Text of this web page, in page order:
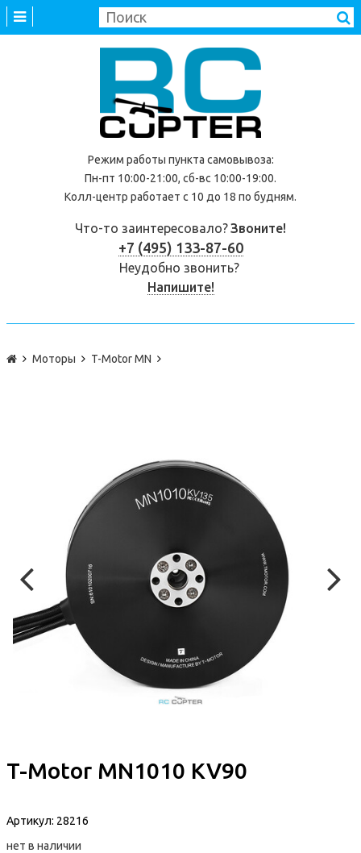
Режим работы пункта самовывоза:
Пн-пт 10:00-21:00, сб-вс 10:00-19:00.
Колл-центр работает с 10 до 18 по будням.
Что-то заинтересовало?Звоните!
+7 (495) 133-87-60
Неудобно звонить?
Напишите!
Моторы T-Motor MN
T-Motor MN1010 KV90
Артикул: 28216
нет в наличии